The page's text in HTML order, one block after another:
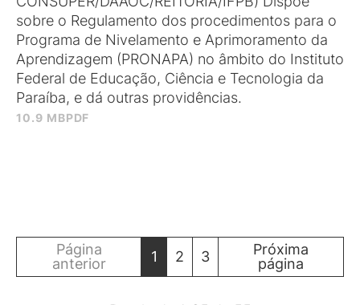
10.9 MBPDF
sobre o Regulamento dos procedimentos para o
Programa de Nivelamento e Aprimoramento da
Aprendizagem (PRONAPA) no âmbito do Instituto
Federal de Educação, Ciência e Tecnologia da
Paraíba, e dá outras providências.
Página
anterior
1 2 3
Próxima
página